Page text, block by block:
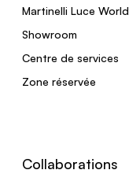
Martinelli Luce World
Showroom
Centre de services
Zone réservée
Collaborations